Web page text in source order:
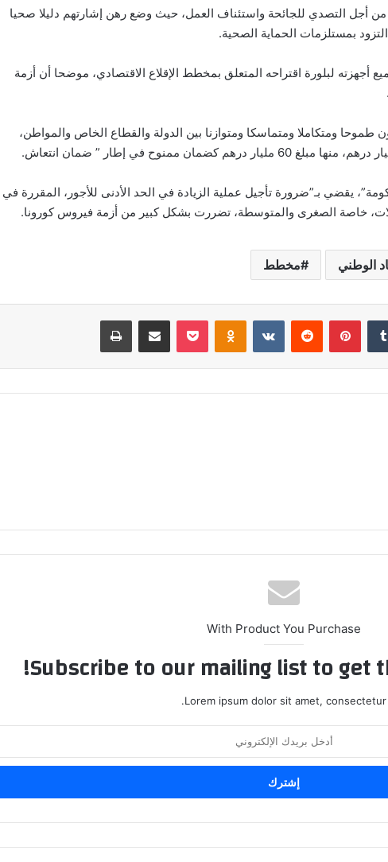
من أجل التصدي للجائحة واستئناف العمل، حيث وضع رهن إشارتهم دليلا صحيا
بمستلزمات الحماية الصحية.
أجهزته لبلورة اقتراحه المتعلق بمخطط الإقلاع الاقتصادي، موضحا أن أزمة
طموحا ومتكاملا ومتماسكا ومتوازنا بين الدولة والقطاع الخاص والمواطن،
يقضي بـ”ضرورة تأجيل عملية الزيادة في الحد الأدنى للأجور، المقررة في
خاصة الصغرى والمتوسطة، تضررت بشكل كبير من أزمة فيروس كورونا.
الوطني مخطط
بينتيريست
With Product You Purchase
Subscribe to our mailing list to get
Lorem ipsum dolor sit amet, consectetur.